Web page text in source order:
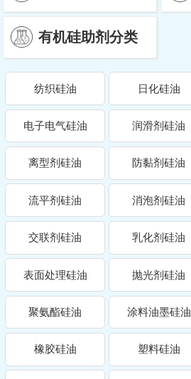
纺织硅油 日化硅油
电子电气硅油 润滑剂硅油
离型剂硅油 防黏剂硅油
流平剂硅油 消泡剂硅油
交联剂硅油 乳化剂硅油
表面处理硅油 抛光剂硅油
聚氨酯硅油 涂料油墨硅油
橡胶硅油 塑料硅油
有机硅助剂分类